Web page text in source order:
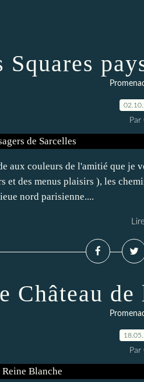
Squares
Par
aux couleurs de l'amitié que je
et des menus plaisirs ), les
nord parisienne....
Château
Par